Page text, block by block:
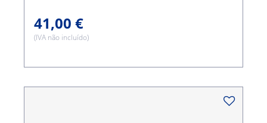
41,00 €
(IVA não incluído)